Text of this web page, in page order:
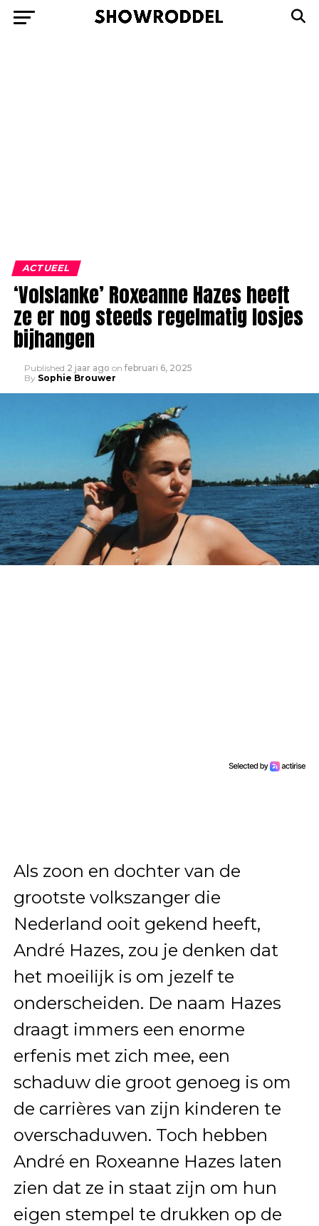
ACTUEEL
‘Volslanke’ Roxeanne Hazes heeft
ze er nog steeds regelmatig losjes
bijhangen
Published 2 jaar ago on februari 6, 2025
By Sophie Brouwer
Als zoon en dochter van de
grootste volkszanger die
Nederland ooit gekend heeft,
André Hazes, zou je denken dat
het moeilijk is om jezelf te
onderscheiden. De naam Hazes
draagt immers een enorme
erfenis met zich mee, een
schaduw die groot genoeg is om
de carrières van zijn kinderen te
overschaduwen. Toch hebben
André en Roxeanne Hazes laten
zien dat ze in staat zijn om hun
eigen stempel te drukken op de